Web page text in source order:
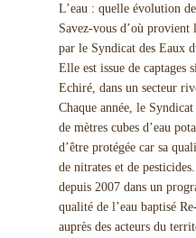
L’eau : quelle évolution
Savez-vous d’où
par le Syndicat des Eaux
Elle est issue de captages
Echiré, dans un secteur
Chaque année, le
de mètres cubes d’eau
d’être protégée car sa
de nitrates et de
depuis 2007 dans un
qualité de l’eau baptisé
auprès des acteurs du